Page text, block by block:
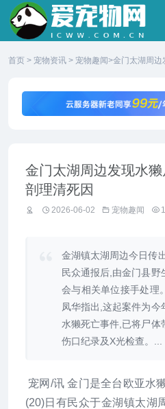
首页 > 宠物资讯 > 宠物趣闻>金门太湖周边
金门太湖周边发现水
剖理清死因
2026-06-02 宠物趣闻
金湖镇太湖周边今日传
民众通报后,由金门县野
会与相关单位接手处理
凤华指出,这起案件为今
水獭死亡事件,已将尸体
伤口纪录及X光检查。...
宠网/讯 金门是全台欧亚水
(20)日有民众于金湖镇太湖